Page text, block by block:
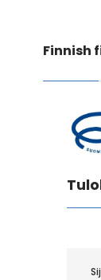
Finnish